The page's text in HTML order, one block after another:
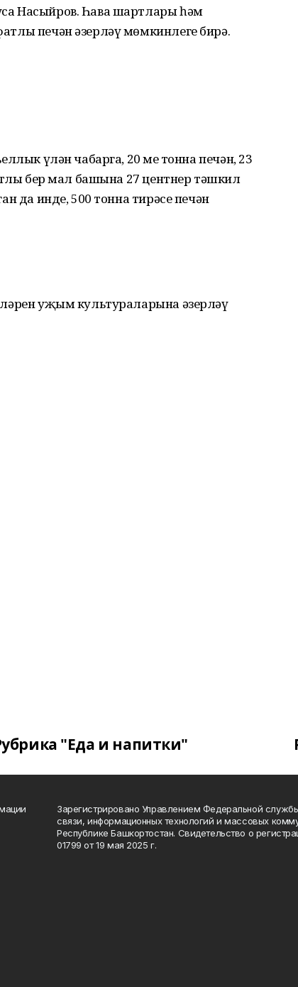
Насыйров. Һава шартлары һәм
печән әзерләү мөмкинлеге бирә.
үлән чабарга, 20 мең тонна печән, 23
бер мал башына 27 центнер тәшкил
да инде, 500 тонна тирәсе печән
уҗым культураларына әзерләү
"Еда и напитки"
Зарегистрировано Управлением Федеральной
связи, информационных технологий и массовых
Республике Башкортостан. Свидетельство о
01799 от 19 мая 2025 г.